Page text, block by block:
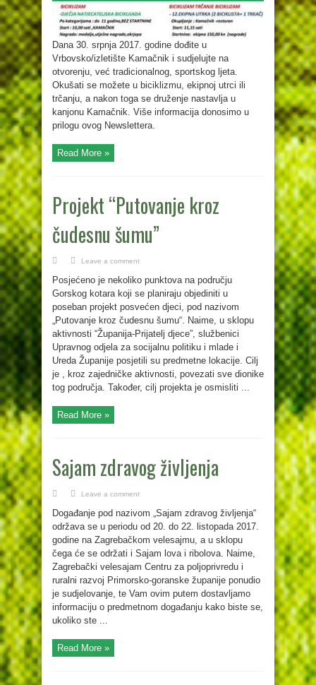
Dana 30. srpnja 2017. godine dođite u
Vrbovsko/izletište Kamačnik i sudjelujte na
otvorenju, već tradicionalnog, sportskog ljeta.
Okušati se možete u biciklizmu, ekipnoj utrci ili
trčanju, a nakon toga se druženje nastavlja u
kanjonu Kamačnik. Više informacija donosimo u
prilogu ovog Newslettera.
Read More »
Projekt “Putovanje kroz
čudesnu šumu”
Leave a comment
Posjećeno je nekoliko punktova na području
Gorskog kotara koji se planiraju objediniti u
poseban projekt posvećen djeci, pod nazivom
„Putovanje kroz čudesnu šumu“. Naime, u sklopu
aktivnosti “Županija-Prijatelj djece”, službenici
Upravnog odjela za socijalnu politiku i mlade i
Ureda Županije posjetili su predmetne lokacije. Cilj
je , kroz zajedničke aktivnosti, povezati sve dionike
tog područja. Također, cilj projekta je osmisliti ...
Read More »
Sajam zdravog življenja
Leave a comment
Događanje pod nazivom „Sajam zdravog življenja“
održava se u periodu od 20. do 22. listopada 2017.
godine na Zagrebačkom velesajmu, a u sklopu
čega će se održati i Sajam lova i ribolova. Naime,
Zagrebački velesajam Centru za poljoprivredu i
ruralni razvoj Primorsko-goranske županije ponudio
je sudjelovanje, te Vam ovim putem dostavljamo
informaciju o predmetnom događanju kako biste se,
ukoliko ste ...
Read More »